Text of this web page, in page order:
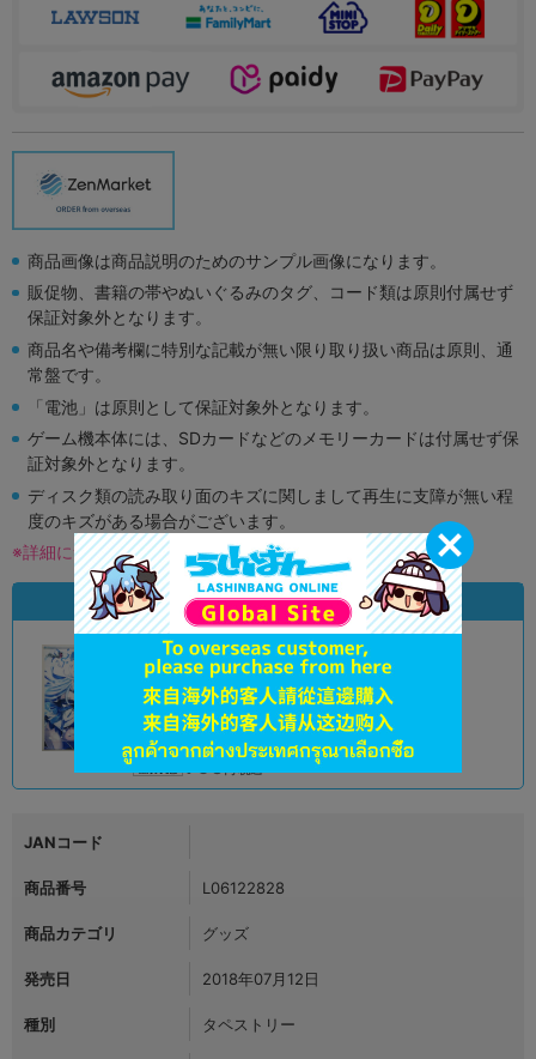
商品画像は商品説明のためのサンプル画像になります。
販促物、書籍の帯やぬいぐるみのタグ、コード類は原則付属せず
保証対象外となります。
商品名や備考欄に特別な記載が無い限り取り扱い商品は原則、通
常盤です。
「電池」は原則として保証対象外となります。
ゲーム機本体には、SDカードなどのメモリーカードは付属せず保
証対象外となります。
ディスク類の読み取り面のキズに関しまして再生に支障が無い程
度のキズがある場合がございます。
※詳細につきましてはコチラ
状態違いの同一商品
状態 : A
オンライン
790円 税込
JANコード
商品番号 L06122828
商品カテゴリ グッズ
発売日 2018年07月12日
種別 タペストリー